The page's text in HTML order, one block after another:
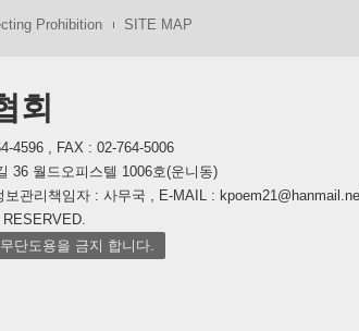
Prohibition SITE MAP
회
4596 , FAX : 02-764-5006
36 월드오피스텔 1006호(운니동)
관리책임자 : 사무국 , E-MAIL :
단도용을 금지 합니다.